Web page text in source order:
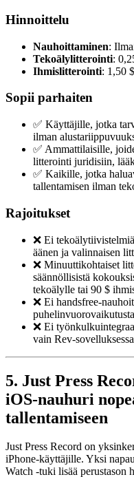
Hinnoittelu
Nauhoittaminen:
Tekoälylitterointi:
Ihmislitterointi: 1,50
Sopii parhaiten
✅ Käyttäjille, jotka
ilman
✅ Ammattilaisille,
litterointi juridisiin,
✅ Kaikille, jotka
tallentamisen ilman
Rajoitukset
❌ Ei
äänen ja valinnaisen
❌ Minuuttikohtaiset
säännöllisistä
tekoälylle tai 90 $
❌ Ei handsfree-
puhelinvuorovaikutusta
❌ Ei
vain Rev-
5. Just Press
iOS-nauhuri
tallentamiseen
Just Press Record on
iPhone-käyttäjille. Yksi
Watch -tuki lisää perustason